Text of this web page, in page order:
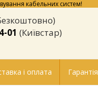
кабельних систем!
01 (Київстар)
і оплата Гарантія